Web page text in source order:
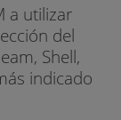
a utilizar
del
Shell,
indicado